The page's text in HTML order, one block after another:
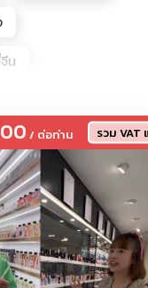
น
ง เครื่องประดับและอุป
นห้องน้ำ ผลิตภัณฑ์ดูแลส่
/ ต่อท่าน รวม VAT